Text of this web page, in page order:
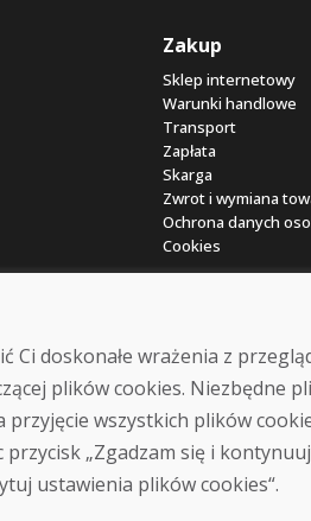
Zakup
Sklep internetowy
Warunki handlowe
Transport
Zapłata
Skarga
Zwrot i wymiana
Ochrona danych
Cookies
© DOMIVOSPORT 2026,
DUFEKSOFT- tworzenie stron internetowych,
doskonałe wrażenia z
plików cookies. Niezbędne
przyjęcie wszystkich plików
„Zgadzam się i
ustawienia plików cookies“.